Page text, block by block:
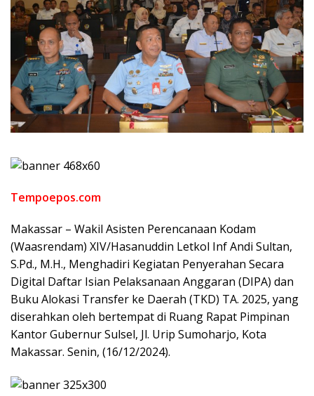
Tempoepos.com
Makassar – Wakil Asisten Perencanaan Kodam
(Waasrendam) XIV/Hasanuddin Letkol Inf Andi Sultan,
S.Pd., M.H., Menghadiri Kegiatan Penyerahan Secara
Digital Daftar Isian Pelaksanaan Anggaran (DIPA) dan
Buku Alokasi Transfer ke Daerah (TKD) TA. 2025, yang
diserahkan oleh bertempat di Ruang Rapat Pimpinan
Kantor Gubernur Sulsel, Jl. Urip Sumoharjo, Kota
Makassar. Senin, (16/12/2024).